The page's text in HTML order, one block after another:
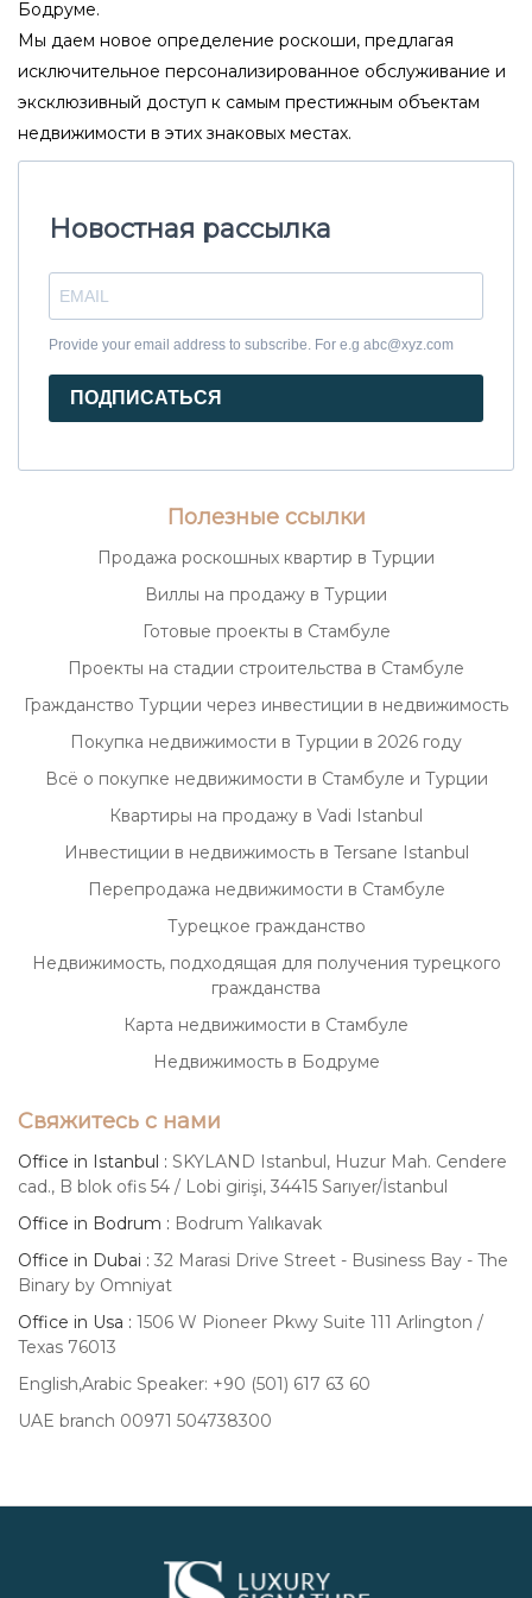
Бодруме?
Определитесь с локацией
В Бодруме множество районов, каждый из
которых имеет свои особенности.
Тургутрейс и Битез. Если вы ищете тишину
в пригородах, а для активной жизни — в
Учитывайте инфраструктуру и
транспорт
магазины, кафе, медицинские учреждения
и удобные транспортные развязки.
Близость к международному аэропорту
Милас-Бодрум — значительный плюс для
тех, кто планирует частые поездки.
Обратите внимание на
юридическую чистоту
Покупка недвижимости в Турции требует
тщательной проверки документов и
соблюдения всех местных законов. Luxury
Signature обеспечивает полное
сопровождение сделки, гарантируя
безопасность и прозрачность на каждом
этапе.
Преимущества
сотрудничества с Luxury
Signature
Экспертность и опыт
Наша команда состоит из
высококвалифицированных специалистов
с многолетним опытом работы на рынке
элитной недвижимости Турции. Мы знаем
клиентам лучшие варианты.
Индивидуальный подход
Мы внимательно изучаем потребности
предлагает персонализированные
Бодруме.
Мы даем новое определение роскоши, предлагая
исключительное персонализированное обслуживание и
эксклюзивный доступ к самым престижным объектам
недвижимости в этих знаковых местах.
Новостная рассылка
Provide your email address to subscribe. For e.g abc@xyz.com
ПОДПИСАТЬСЯ
Полезные ссылки
Продажа роскошных квартир в Турции
Виллы на продажу в Турции
Готовые проекты в Стамбуле
Проекты на стадии строительства в Стамбуле
Гражданство Турции через инвестиции в недвижимость
Покупка недвижимости в Турции в 2026 году
Всё о покупке недвижимости в Стамбуле и Турции
Квартиры на продажу в Vadi Istanbul
Инвестиции в недвижимость в Tersane Istanbul
Перепродажа недвижимости в Стамбуле
Турецкое гражданство
Недвижимость, подходящая для получения турецкого
гражданства
Карта недвижимости в Стамбуле
Недвижимость в Бодруме
Свяжитесь с нами
Office in Istanbul : SKYLAND Istanbul, Huzur Mah. Cendere
cad., B blok ofis 54 / Lobi girişi, 34415 Sarıyer/İstanbul
Office in Bodrum : Bodrum Yalıkavak
Office in Dubai : 32 Marasi Drive Street - Business Bay - The
Binary by Omniyat
Office in Usa : 1506 W Pioneer Pkwy Suite 111 Arlington /
Texas 76013
English,Arabic Speaker: +90 (501) 617 63 60
UAE branch 00971 504738300